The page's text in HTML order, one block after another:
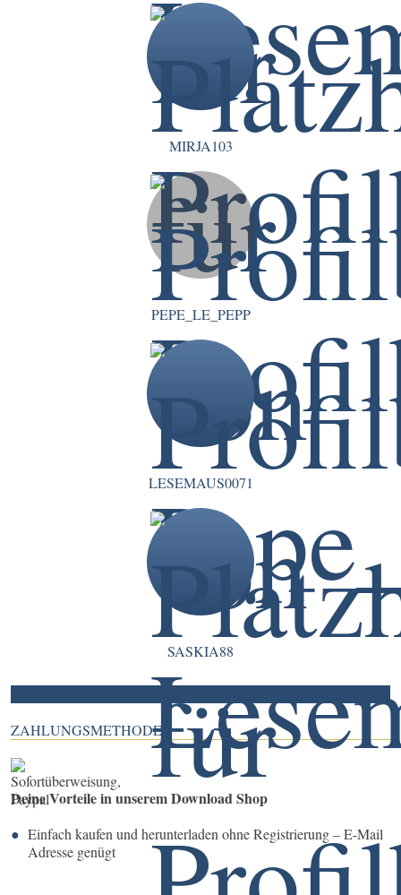
MIRJA103
PEPE_LE_PEPP
LESEMAUS0071
SASKIA88
ZAHLUNGSMETHODEN
Deine Vorteile in unserem Download Shop
Einfach kaufen und herunterladen ohne Registrierung – E-Mail
Adresse genügt